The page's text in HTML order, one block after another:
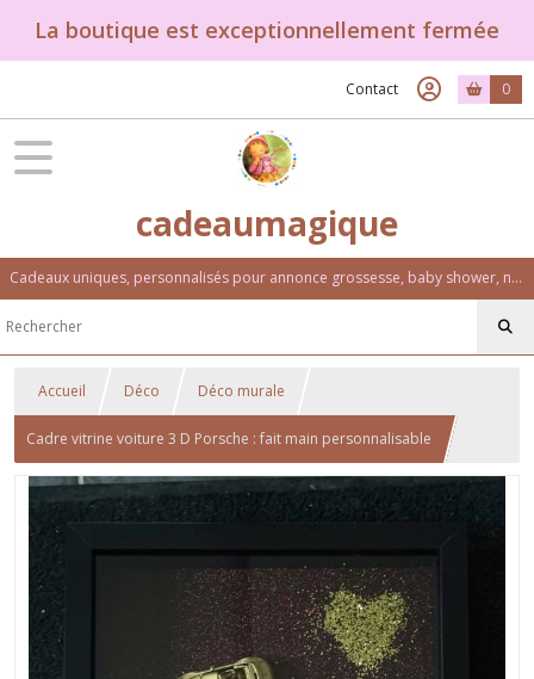
La boutique est exceptionnellement fermée
Contact 0
cadeaumagique
Cadeaux uniques, personnalisés pour annonce grossesse, baby shower, naissance, baptême, anniversaire. Un univers féérique et coloré.
Accueil Déco Déco murale
Cadre vitrine voiture 3 D Porsche : fait main personnalisable